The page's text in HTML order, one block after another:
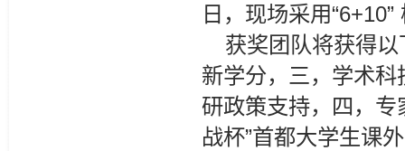
日，现场采用
获奖团队将获得
新学分，三，学术
研政策支持，四，专
战杯”首都大学生课